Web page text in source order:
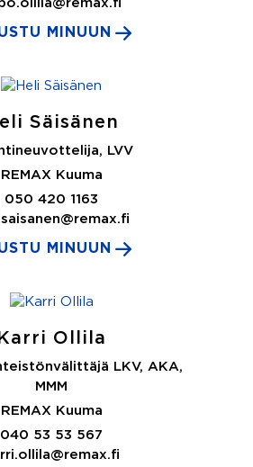
MINUUN
Säisänen
LVV
REMAX Kuuma
050 420 1163
MINUUN
Karri Ollila
LKV, AKA,
MMM
REMAX Kuuma
040 53 53 567